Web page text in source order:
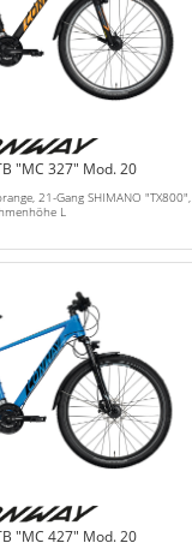
"MC 327" Mod. 20
21-Gang SHIMANO "TX800",
L
"MC 427" Mod. 20